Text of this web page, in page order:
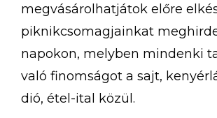
megvásárolhatjátok előre
piknikcsomagjainkat
napokon, melyben mindenki
való finomságot a sajt,
dió, étel-ital közül.